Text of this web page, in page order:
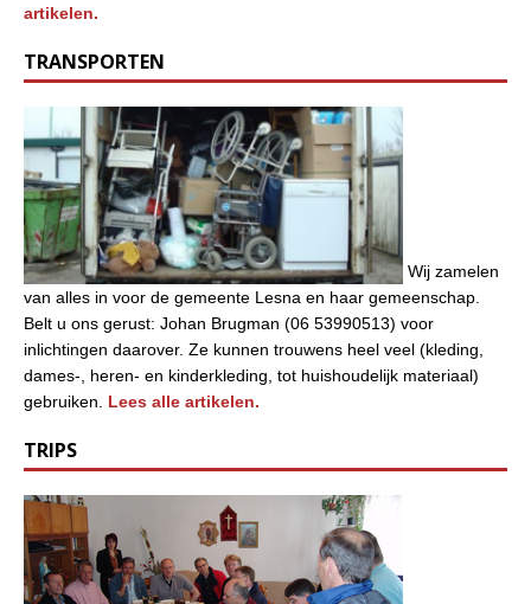
artikelen.
TRANSPORTEN
Wij zamelen
van alles in voor de gemeente Lesna en haar gemeenschap.
Belt u ons gerust: Johan Brugman (06 53990513) voor
inlichtingen daarover. Ze kunnen trouwens heel veel (kleding,
dames-, heren- en kinderkleding, tot huishoudelijk materiaal)
gebruiken. Lees alle artikelen.
TRIPS